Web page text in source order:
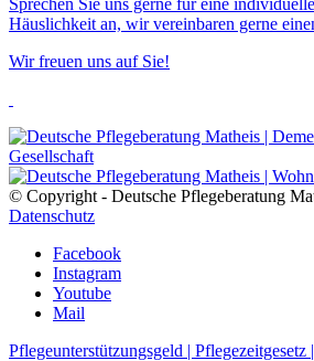
Sprechen Sie uns gerne für eine
Häuslichkeit an, wir vereinbaren gerne
Wir freuen uns auf Sie!
© Copyright - Deutsche Pflegeberatung
Datenschutz
Facebook
Instagram
Youtube
Mail
Pflegeunterstützungsgeld | Pflegezeitgesetz |